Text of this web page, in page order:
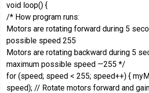
void loop() {
/* How program runs:
Motors are rotating forward during 5
possible speed 255
Motors are rotating backward during 5
maximum possible speed —255 */
for (speed; speed < 255; speed++) {
speed); // Rotate motors forward and